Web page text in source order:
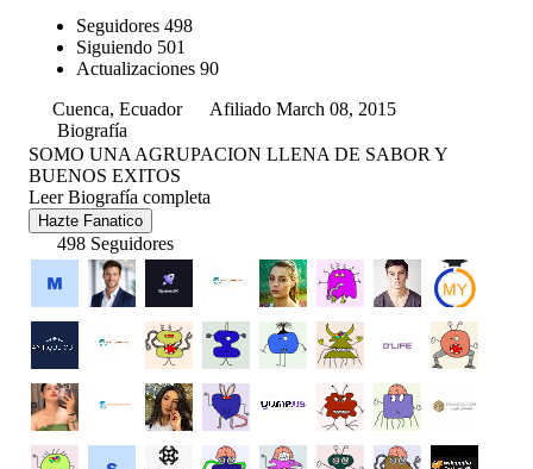
Seguidores 498
Siguiendo 501
Actualizaciones 90
Cuenca, Ecuador
Afiliado March 08, 2015
Biografía
SOMO UNA AGRUPACION LLENA DE SABOR Y
BUENOS EXITOS
Leer Biografía completa
Hazte Fanatico
498 Seguidores